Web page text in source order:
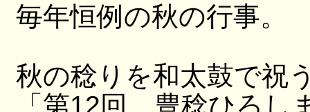
毎年恒例の秋の行事。
秋の稔りを和太鼓で祝
「第12回 豊稔ひろし